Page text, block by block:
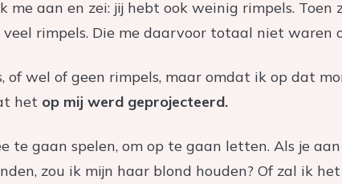
me aan en zei: jij hebt ook weinig rimpels. Toen
rimpels. Die me daarvoor totaal niet waren
wel of geen rimpels, maar omdat ik op dat
het op mij werd geprojecteerd.
te gaan spelen, om op te gaan letten. Als je
zou ik mijn haar blond houden? Of zal ik